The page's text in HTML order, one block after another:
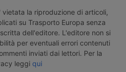
la riproduzione di articoli,
su Trasporto Europa senza
dell'editore. L'editore non si
per eventuali errori contenuti
inviati dai lettori. Per la
leggi qui